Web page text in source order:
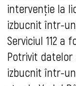
intervenție la
izbucnit într-
Serviciul 112 a
Potrivit
izbucnit într-